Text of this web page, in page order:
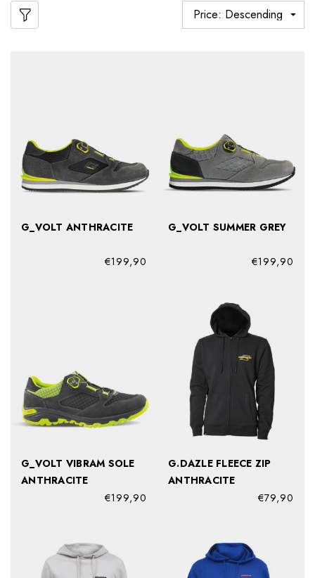
G_VOLT ANTHRACITE
€199,90
G_VOLT SUMMER GREY
€199,90
G_VOLT VIBRAM SOLE
ANTHRACITE
€199,90
G.DAZLE FLEECE ZIP
ANTHRACITE
€79,90